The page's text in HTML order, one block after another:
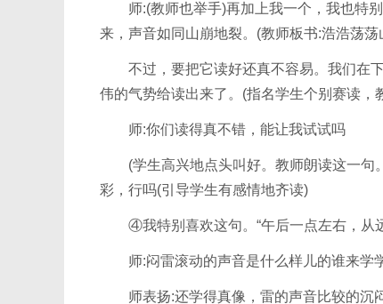
师:(教师也举手)再加上我一个，我也特别
来，声音如同山崩地裂。(教师板书:浩浩荡荡
不过，要把它读好还真不容易。我们在下
伟的气势给读出来了。(指名学生个别赛读
师:你们读得真不错，能让我试试吗
(学生高兴地点头叫好。教师朗读这一句
彩，行吗(引导学生有感情地齐读)
④我特别喜欢这句。“午后一点左右，从
师:闷雷滚动的声音是什么样儿的谁来学
师表扬:还学得真像，雷的声音比较的沉